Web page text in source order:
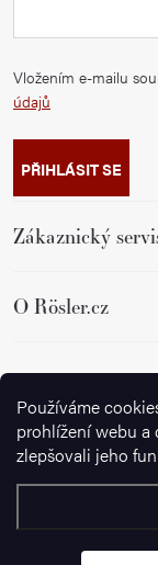
Používáme
prohlížení webu a
zlepšovali jeho
Vložením e-mailu
údajů
PŘIHLÁSIT SE
Zákaznický
O Rösler.cz